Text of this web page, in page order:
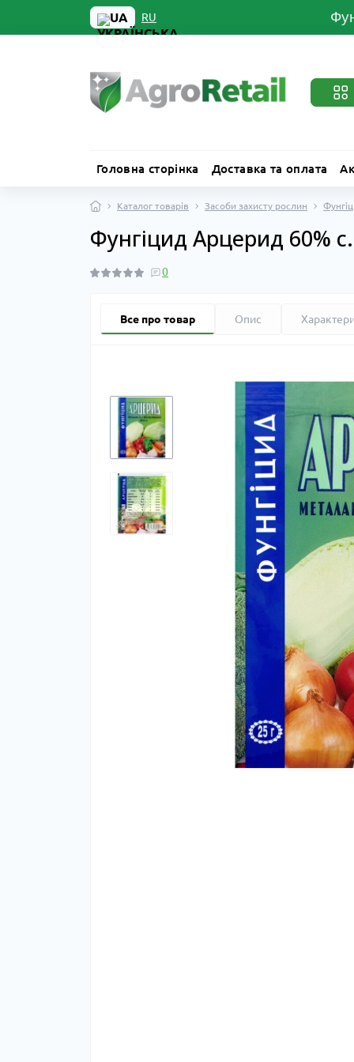
UA RU
Головна сторінка Доставка та оплата
Каталог товарів Засоби захисту рослин
Фунгіцид Арцерид 60%
0
Все про товар Опис